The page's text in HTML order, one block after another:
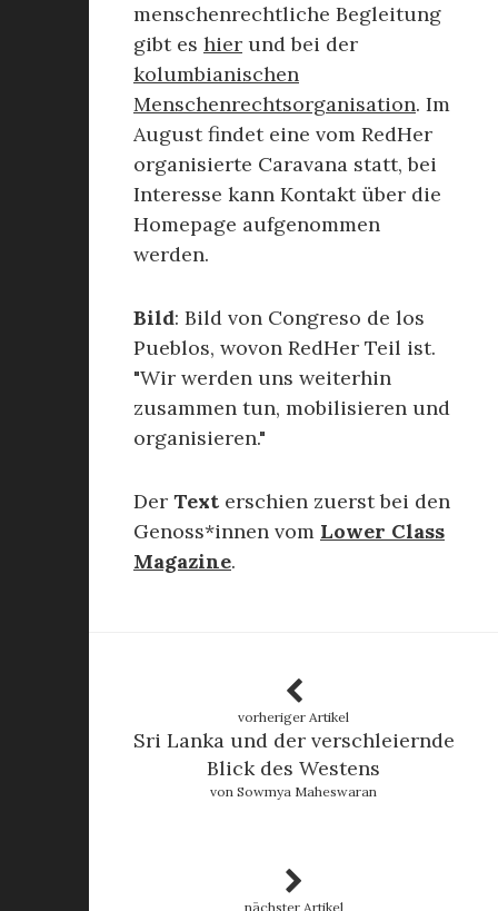
menschenrechtliche Begleitung
gibt es hier und bei der
kolumbianischen
Menschenrechtsorganisation. Im
August findet eine vom RedHer
organisierte Caravana statt, bei
Interesse kann Kontakt über die
Homepage aufgenommen
werden.
Bild: Bild von Congreso de los
Pueblos, wovon RedHer Teil ist.
"Wir werden uns weiterhin
zusammen tun, mobilisieren und
organisieren."
Der Text erschien zuerst bei den
Genoss*innen vom Lower Class
Magazine.
vorheriger Artikel
Sri Lanka und der verschleiernde
Blick des Westens
von Sowmya Maheswaran
nächster Artikel